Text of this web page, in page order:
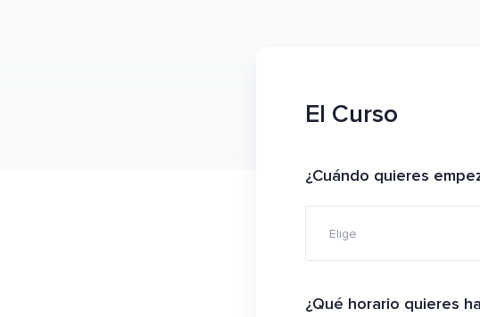
El Curso
¿Cuándo quieres
Elige
¿Qué horario quieres